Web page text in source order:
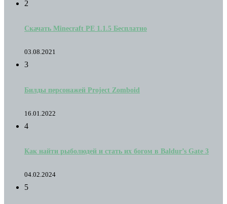
2
Скачать Minecraft PE 1.1.5 Бесплатно
03.08.2021
3
Билды персонажей Project Zomboid
16.01.2022
4
Как найти рыболюдей и стать их богом в Baldur’s Gate 3
04.02.2024
5